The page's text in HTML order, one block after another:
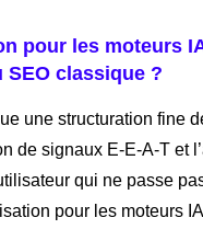
pour les moteurs
SEO classique ?
une structuration fine
de signaux E-E-A-T et
qui ne passe
pour les moteurs